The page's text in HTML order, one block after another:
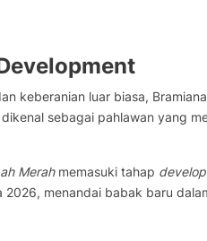
keberanian luar biasa,
sebagai pahlawan yang
Merahmemasuki tahap
menandai babak baru